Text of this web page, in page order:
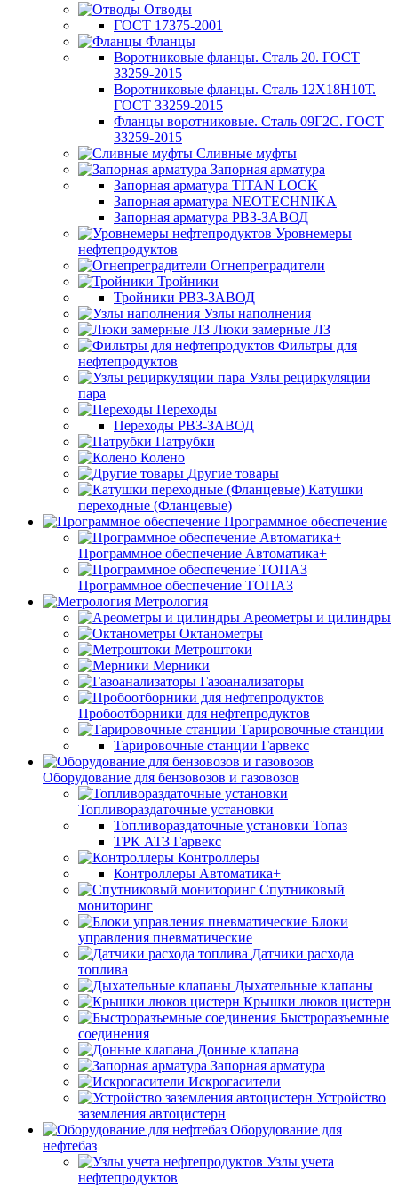
Отводы
ГОСТ 17375-2001
Фланцы
Воротниковые фланцы. Сталь 20. ГОСТ
33259-2015
Воротниковые фланцы. Сталь 12Х18Н10Т.
ГОСТ 33259-2015
Фланцы воротниковые. Сталь 09Г2С. ГОСТ
33259-2015
Сливные муфты
Запорная арматура
Запорная арматура TITAN LOCK
Запорная арматура NEOTECHNIKA
Запорная арматура РВЗ-ЗАВОД
Уровнемеры
нефтепродуктов
Огнепреградители
Тройники
Тройники РВЗ-ЗАВОД
Узлы наполнения
Люки замерные ЛЗ
Фильтры для
нефтепродуктов
Узлы рециркуляции
пара
Переходы
Переходы РВЗ-ЗАВОД
Патрубки
Колено
Другие товары
Катушки
переходные (Фланцевые)
Программное обеспечение
Программное обеспечение Автоматика+
Программное обеспечение ТОПАЗ
Метрология
Ареометры и цилиндры
Октанометры
Метроштоки
Мерники
Газоанализаторы
Пробоотборники для нефтепродуктов
Тарировочные станции
Тарировочные станции Гарвекс
Оборудование для бензовозов и газовозов
Топливораздаточные установки
Топливораздаточные установки Топаз
ТРК АТЗ Гарвекс
Контроллеры
Контроллеры Автоматика+
Спутниковый
мониторинг
Блоки
управления пневматические
Датчики расхода
топлива
Дыхательные клапаны
Крышки люков цистерн
Быстроразъемные
соединения
Донные клапана
Запорная арматура
Искрогасители
Устройство
заземления автоцистерн
Оборудование для
нефтебаз
Узлы учета
нефтепродуктов